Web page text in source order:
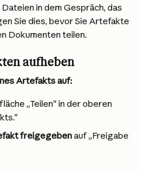
in dem Gespräch, das
Sie dies, bevor Sie Artefakte
Dokumenten teilen.
aufheben
Artefakts auf:
„Teilen" in der oberen
freigegeben auf „Freigabe